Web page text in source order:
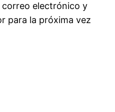
correo electrónico y
para la próxima vez